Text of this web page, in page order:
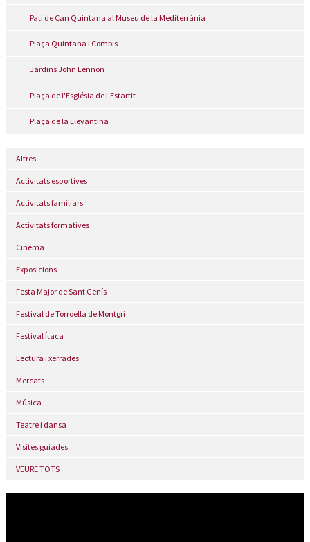
Pati de Can Quintana al Museu de la Mediterrània
Plaça Quintana i Combis
Jardins John Lennon
Plaça de l'Església de l'Estartit
Plaça de la Llevantina
Altres
Activitats esportives
Activitats familiars
Activitats formatives
Cinema
Exposicions
Festa Major de Sant Genís
Festival de Torroella de Montgrí
Festival Ítaca
Lectura i xerrades
Mercats
Música
Teatre i dansa
Visites guiades
VEURE TOTS